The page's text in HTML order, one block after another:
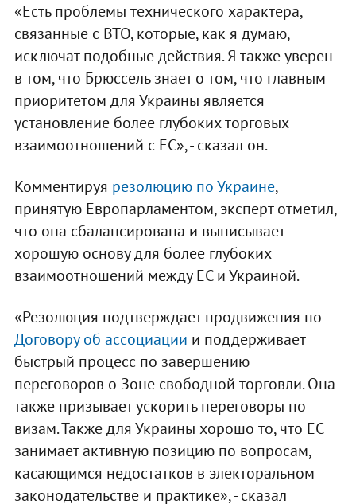
«Есть проблемы технического характера,
связанные с ВТО, которые, как я думаю,
исключат подобные действия. Я также уверен
в том, что Брюссель знает о том, что главным
приоритетом для Украины является
установление более глубоких торговых
взаимоотношений с ЕС», - сказал он.
Комментируя резолюцию по Украине,
принятую Европарламентом, эксперт отметил,
что она сбалансирована и выписывает
хорошую основу для более глубоких
взаимоотношений между ЕС и Украиной.
«Резолюция подтверждает продвижения по
Договору об ассоциации и поддерживает
быстрый процесс по завершению
переговоров о Зоне свободной торговли. Она
также призывает ускорить переговоры по
визам. Также для Украины хорошо то, что ЕС
занимает активную позицию по вопросам,
касающимся недостатков в электоральном
законодательстве и практике», - сказал